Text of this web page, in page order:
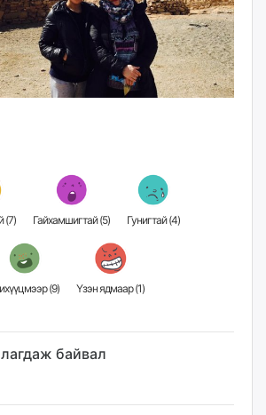
Хөгжилтэй (7) Гайхамшигтай (5) Гунигтай (4)
Жихүүцмээр (9) Үзэн ядмаар (1)
байвал